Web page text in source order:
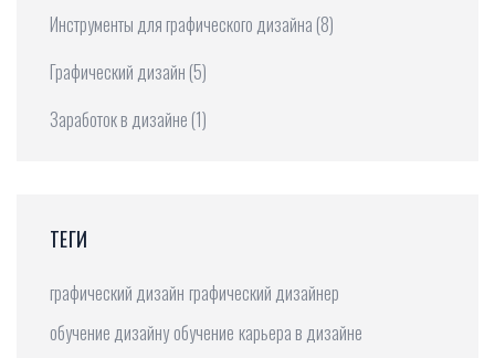
Инструменты для графического дизайна (8)
Графический дизайн (5)
Заработок в дизайне (1)
ТЕГИ
графический дизайн графический дизайнер
обучение дизайну обучение карьера в дизайне